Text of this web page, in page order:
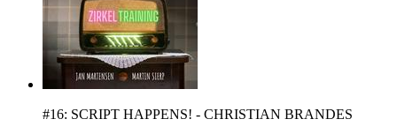
#16: SCRIPT HAPPENS! - CHRISTIAN BRANDES